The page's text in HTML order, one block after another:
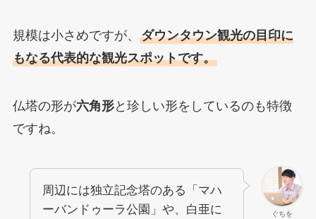
規模は小さめですが、 ダウンタウン観光の目印に
もなる代表的な観光スポットです。
仏塔の形が六角形と珍しい形をしているのも特徴
ですね。
ぐちを
周辺には独立記念塔のある「マハ
ーバンドゥーラ公園」や、白亜に